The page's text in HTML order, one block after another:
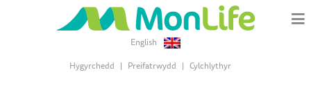
English
Hygyrchedd
Preifatrwydd Cylchlythyr